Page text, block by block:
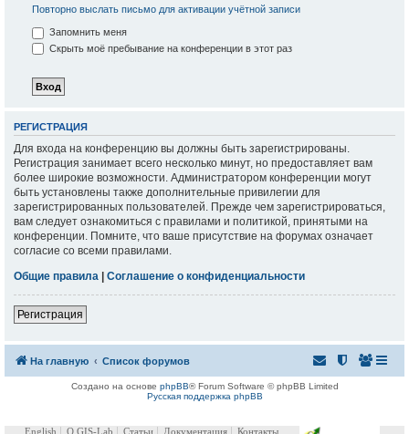
Повторно выслать письмо для активации учётной записи
Запомнить меня
Скрыть моё пребывание на конференции в этот раз
РЕГИСТРАЦИЯ
Для входа на конференцию вы должны быть зарегистрированы.
Регистрация занимает всего несколько минут, но предоставляет вам
более широкие возможности. Администратором конференции могут
быть установлены также дополнительные привилегии для
зарегистрированных пользователей. Прежде чем зарегистрироваться,
вам следует ознакомиться с правилами и политикой, принятыми на
конференции. Помните, что ваше присутствие на форумах означает
согласие со всеми правилами.
Общие правила | Соглашение о конфиденциальности
Регистрация
На главную Список форумов
Создано на основе phpBB® Forum Software © phpBB Limited
Русская поддержка phpBB
English О GIS-Lab Статьи Документация Контакты